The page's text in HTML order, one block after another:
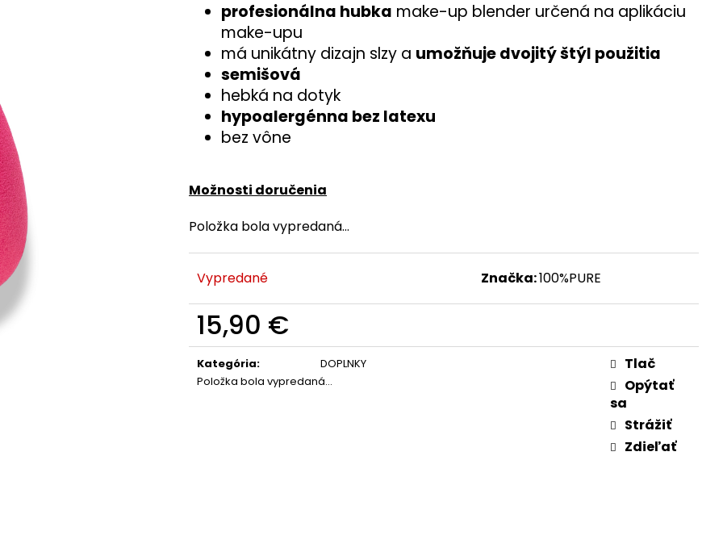
hviezdičiek.
profesionálna hubka make-up blender určená na aplikáciu
make-upu
má unikátny dizajn slzy a umožňuje dvojitý štýl použitia
semišová
hebká na dotyk
hypoalergénna bez latexu
bez vône
Možnosti doručenia
Položka bola vypredaná…
Vypredané Značka:100%PURE
15,90 €
Jednotková
cena:
Kategória:
DOPLNKY
Položka bola vypredaná…
Tlač
Opýtať
sa
Strážiť
Zdieľať